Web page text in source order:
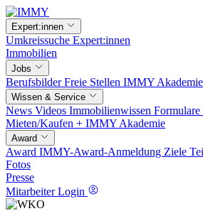
Expert:innen
Umkreissuche Expert:innen
Immobilien
Jobs
BerufsbilderFreie Stellen IMMY Akademie
Wissen & Service
News Videos Immobilienwissen
Mieten/Kaufen + IMMY Akademie
Award
Award IMMY-Award-Anmeldung Ziele
Fotos
Presse
Mitarbeiter Login